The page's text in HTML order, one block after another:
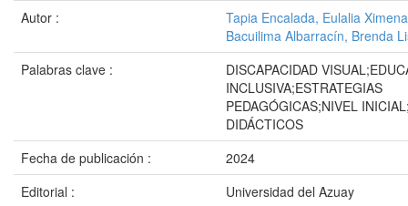
Autor :
Tapia Encalada, Eulalia Ximena
Bacuilima Albarracín, Brenda
Palabras clave :
DISCAPACIDAD
INCLUSIVA;ESTRATEGIAS
PEDAGÓGICAS;NIVEL
DIDÁCTICOS
Fecha de publicación :
2024
Editorial :
Universidad del Azuay